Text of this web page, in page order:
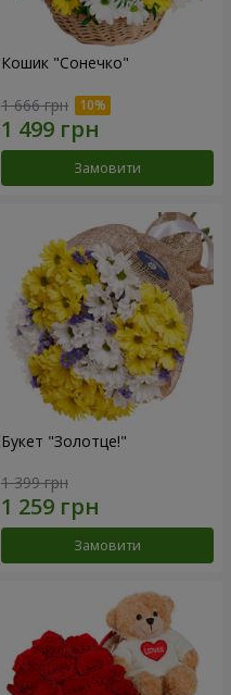
Кошик "Сонечко"
1 666 грн
Замовити
Букет "Золотце!"
1 399 грн
Замовити